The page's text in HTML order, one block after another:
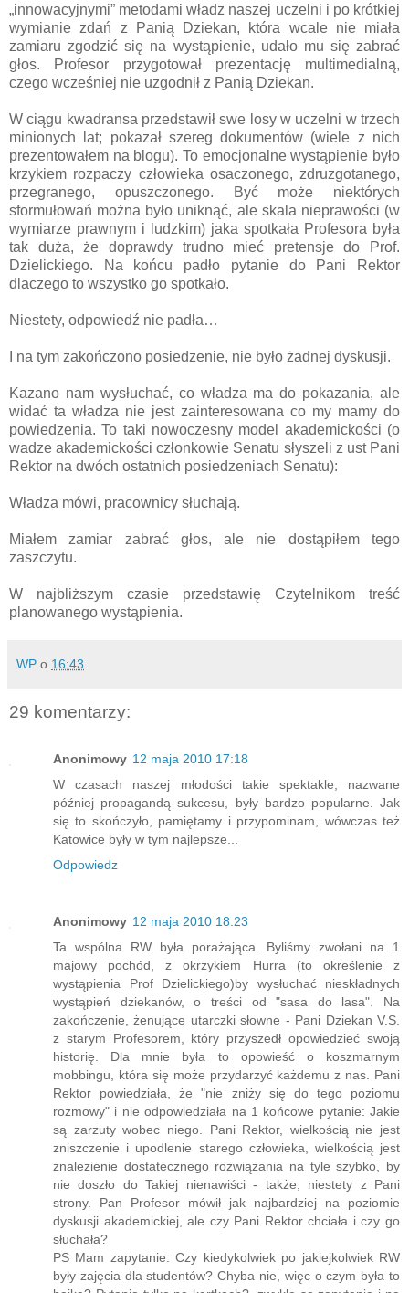
„innowacyjnymi” metodami władz naszej uczelni i po krótkiej
wymianie zdań z Panią Dziekan, która wcale nie miała
zamiaru zgodzić się na wystąpienie, udało mu się zabrać
głos. Profesor przygotował prezentację multimedialną,
czego wcześniej nie uzgodnił z Panią Dziekan.
W ciągu kwadransa przedstawił swe losy w uczelni w trzech
minionych lat; pokazał szereg dokumentów (wiele z nich
prezentowałem na blogu). To emocjonalne wystąpienie było
krzykiem rozpaczy człowieka osaczonego, zdruzgotanego,
przegranego, opuszczonego. Być może niektórych
sformułowań można było uniknąć, ale skala nieprawości (w
wymiarze prawnym i ludzkim) jaka spotkała Profesora była
tak duża, że doprawdy trudno mieć pretensje do Prof.
Dzielickiego. Na końcu padło pytanie do Pani Rektor
dlaczego to wszystko go spotkało.
Niestety, odpowiedź nie padła…
I na tym zakończono posiedzenie, nie było żadnej dyskusji.
Kazano nam wysłuchać, co władza ma do pokazania, ale
widać ta władza nie jest zainteresowana co my mamy do
powiedzenia. To taki nowoczesny model akademickości (o
wadze akademickości członkowie Senatu słyszeli z ust Pani
Rektor na dwóch ostatnich posiedzeniach Senatu):
Władza mówi, pracownicy słuchają.
Miałem zamiar zabrać głos, ale nie dostąpiłem tego
zaszczytu.
W najbliższym czasie przedstawię Czytelnikom treść
planowanego wystąpienia.
WP o 16:43
29 komentarzy:
Anonimowy 12 maja 2010 17:18
W czasach naszej młodości takie spektakle, nazwane
później propagandą sukcesu, były bardzo popularne. Jak
się to skończyło, pamiętamy i przypominam, wówczas też
Katowice były w tym najlepsze...
Odpowiedz
Anonimowy 12 maja 2010 18:23
Ta wspólna RW była porażająca. Byliśmy zwołani na 1
majowy pochód, z okrzykiem Hurra (to określenie z
wystąpienia Prof Dzielickiego)by wysłuchać nieskładnych
wystąpień dziekanów, o treści od "sasa do lasa". Na
zakończenie, żenujące utarczki słowne - Pani Dziekan V.S.
z starym Profesorem, który przyszedł opowiedzieć swoją
historię. Dla mnie była to opowieść o koszmarnym
mobbingu, która się może przydarzyć każdemu z nas. Pani
Rektor powiedziała, że "nie zniży się do tego poziomu
rozmowy" i nie odpowiedziała na 1 końcowe pytanie: Jakie
są zarzuty wobec niego. Pani Rektor, wielkością nie jest
zniszczenie i upodlenie starego człowieka, wielkością jest
znalezienie dostatecznego rozwiązania na tyle szybko, by
nie doszło do Takiej nienawiści - także, niestety z Pani
strony. Pan Profesor mówił jak najbardziej na poziomie
dyskusji akademickiej, ale czy Pani Rektor chciała i czy go
słuchała?
PS Mam zapytanie: Czy kiedykolwiek po jakiejkolwiek RW
były zajęcia dla studentów? Chyba nie, więc o czym była to